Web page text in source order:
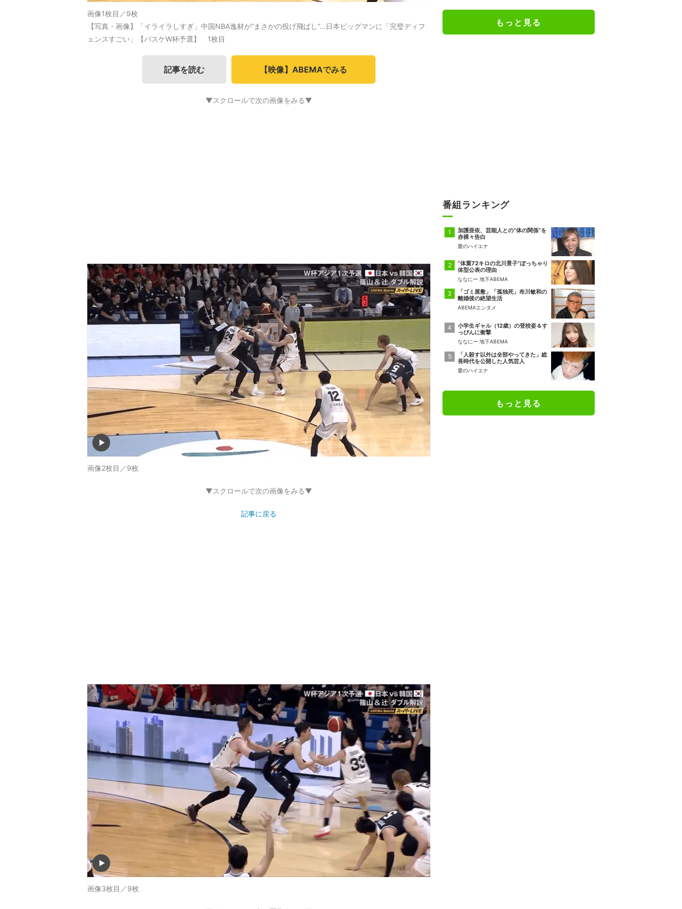
画像1枚目／9枚
【写真・画像】「イライラしすぎ」中国NBA逸材が“まさかの投げ飛ばし”…日本ビッグマンに「完璧ディフ
ェンスすごい」【バスケW杯予選】 1枚目
記事を読む 【映像】ABEMAでみる
▼スクロールで次の画像をみる▼
画像2枚目／9枚
▼スクロールで次の画像をみる▼
記事に戻る
画像3枚目／9枚
もっと見る
番組ランキング
加護亜依、芸能人との“体の関係”を
赤裸々告白
愛のハイエナ
“体重72キロの北川景子”ぽっちゃり
体型公表の理由
ななにー 地下ABEMA
「ゴミ屋敷」「孤独死」布川敏和の
離婚後の絶望生活
ABEMAエンタメ
小学生ギャル（12歳）の登校姿＆す
っぴんに衝撃
ななにー 地下ABEMA
「人殺す以外は全部やってきた」総
長時代を公開した人気芸人
愛のハイエナ
もっと見る